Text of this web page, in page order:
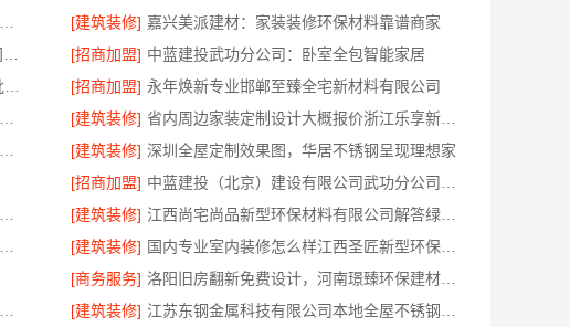
[建筑装修] 嘉兴美派建材：家装装修环保材料靠谱商家
[招商加盟] 中蓝建投武功分公司：卧室全包智能家居
[招商加盟] 永年焕新专业邯郸至臻全宅新材料有限公司
[建筑装修]
[建筑装修] 深圳全屋定制效果图，华居不锈钢呈现理想家
[招商加盟]
[建筑装修]
[建筑装修]
[商务服务]
[建筑装修]